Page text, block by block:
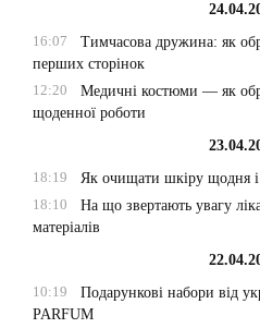
16:07
Тимчасова дружина: як
перших сторінок
12:20
Медичні костюми — як
щоденної роботи
18:19
Як очищати шкіру щодня і
18:10
На що звертають увагу
матеріалів
10:19
Подарункові набори від
PARFUM